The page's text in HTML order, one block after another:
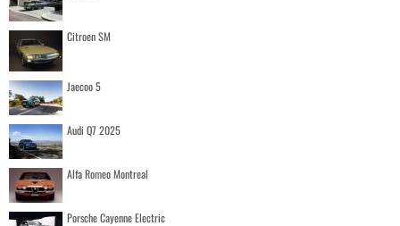
Citroen SM
Jaecoo 5
Audi Q7 2025
Alfa Romeo Montreal
Porsche Cayenne Electric